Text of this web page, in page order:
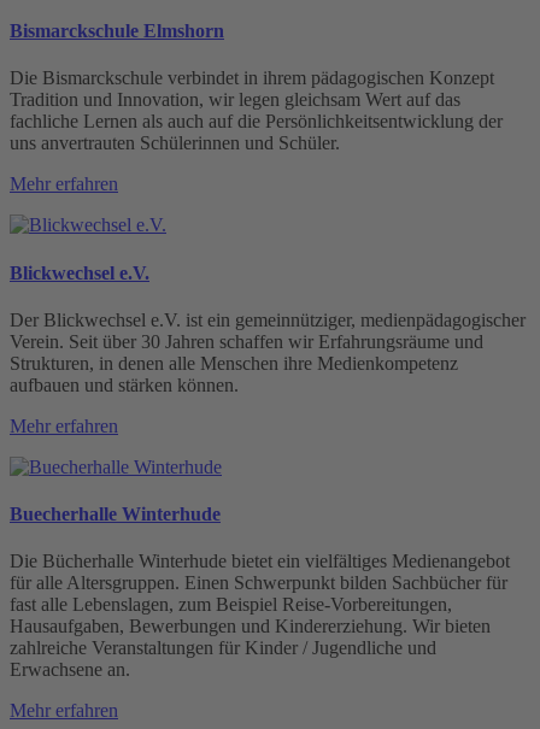
Bismarckschule Elmshorn
Die Bismarckschule verbindet in ihrem pädagogischen Konzept
Tradition und Innovation, wir legen gleichsam Wert auf das
fachliche Lernen als auch auf die Persönlichkeitsentwicklung der
uns anvertrauten Schülerinnen und Schüler.
Mehr erfahren
Blickwechsel e.V.
Der Blickwechsel e.V. ist ein gemeinnütziger, medienpädagogischer
Verein. Seit über 30 Jahren schaffen wir Erfahrungsräume und
Strukturen, in denen alle Menschen ihre Medienkompetenz
aufbauen und stärken können.
Mehr erfahren
Buecherhalle Winterhude
Die Bücherhalle Winterhude bietet ein vielfältiges Medienangebot
für alle Altersgruppen. Einen Schwerpunkt bilden Sachbücher für
fast alle Lebenslagen, zum Beispiel Reise-Vorbereitungen,
Hausaufgaben, Bewerbungen und Kindererziehung. Wir bieten
zahlreiche Veranstaltungen für Kinder / Jugendliche und
Erwachsene an.
Mehr erfahren